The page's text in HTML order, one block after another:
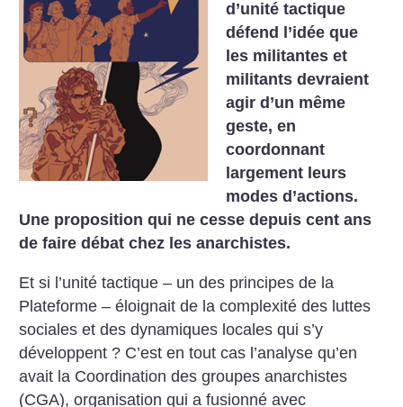
d’unité tactique
défend l’idée que
les militantes et
militants devraient
agir d’un même
geste, en
coordonnant
largement leurs
modes d’actions.
Une proposition qui ne cesse depuis cent ans
de faire débat chez les anarchistes.
Et si l’unité tactique – un des principes de la
Plateforme – éloignait de la complexité des luttes
sociales et des dynamiques locales qui s’y
développent ? C’est en tout cas l’analyse qu’en
avait la Coordination des groupes anarchistes
(CGA), organisation qui a fusionné avec